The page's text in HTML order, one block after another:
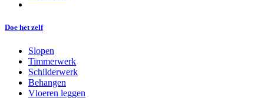
Doe het zelf
Slopen
Timmerwerk
Schilderwerk
Behangen
Vloeren leggen